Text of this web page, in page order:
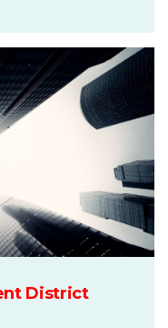
District